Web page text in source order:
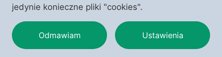
jedynie konieczne pliki "cookies".
Odmawiam Ustawienia